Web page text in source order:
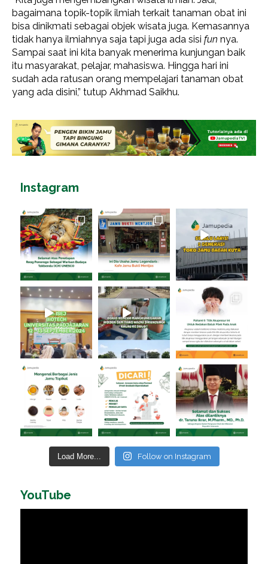
bagaimana topik-topik ilmiah terkait tanaman obat ini
bisa dinikmati sebagai objek wisata juga. Kemasannya
tidak hanya ilmiahnya saja tapi juga ada sisi fun nya.
Sampai saat ini kita banyak menerima kunjungan baik
itu masyarakat, pelajar, mahasiswa. Hingga hari ini
sudah ada ratusan orang mempelajari tanaman obat
yang ada disini,” tutup Akhmad Saikhu.
Instagram
Load More... Follow on Instagram
YouTube